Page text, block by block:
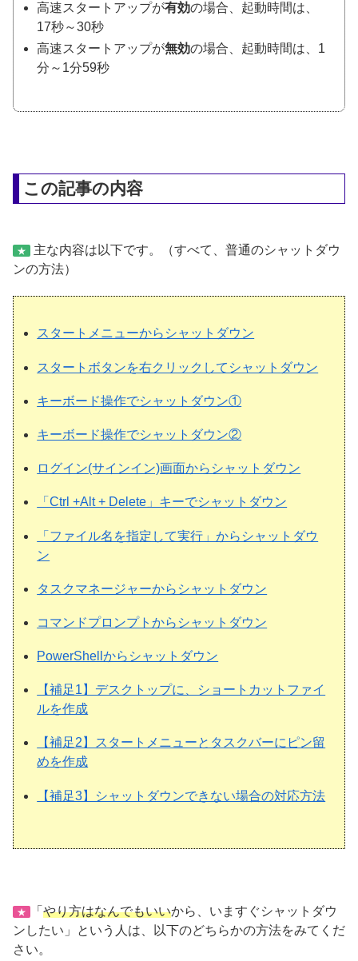
高速スタートアップが有効の場合、起動時間は、
17秒～30秒
高速スタートアップが無効の場合、起動時間は、1
分～1分59秒
この記事の内容
★
主な内容は以下です。（すべて、普通のシャットダウ
ンの方法）
スタートメニューからシャットダウン
スタートボタンを右クリックしてシャットダウン
キーボード操作でシャットダウン①
キーボード操作でシャットダウン②
ログイン(サインイン)画面からシャットダウン
「Ctrl +Alt + Delete」キーでシャットダウン
「ファイル名を指定して実行」からシャットダウ
ン
タスクマネージャーからシャットダウン
コマンドプロンプトからシャットダウン
PowerShellからシャットダウン
【補足1】デスクトップに、ショートカットファイ
ルを作成
【補足2】スタートメニューとタスクバーにピン留
めを作成
【補足3】シャットダウンできない場合の対応方法
★ 「 やり方はなんでもいいから、いますぐシャットダウ
ンしたい」という人は、以下のどちらかの方法をみてくだ
さい。